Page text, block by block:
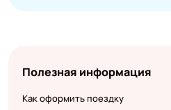
Полезная информация
Как оформить поездку